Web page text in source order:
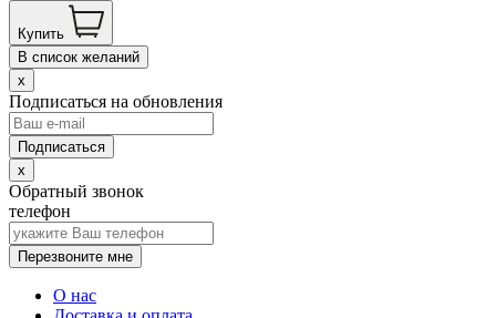
Купить
В список желаний
x
Подписаться на обновления
x
Обратный звонок
телефон
Перезвоните мне
О нас